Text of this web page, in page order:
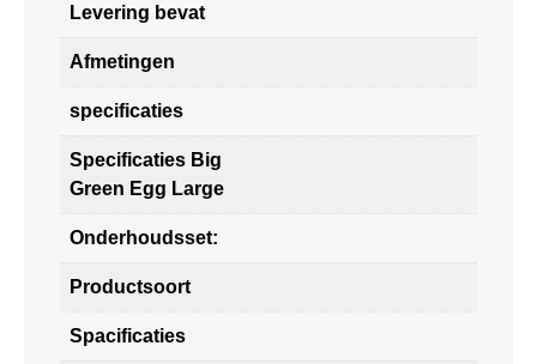
Levering bevat
Afmetingen
specificaties
Specificaties Big
Green Egg Large
Onderhoudsset:
Productsoort
Spacificaties